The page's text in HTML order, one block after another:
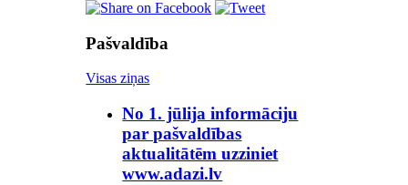
Pašvaldība
Visas ziņas
No 1. jūlija informāciju
par pašvaldības
aktualitātēm uzziniet
www.adazi.lv